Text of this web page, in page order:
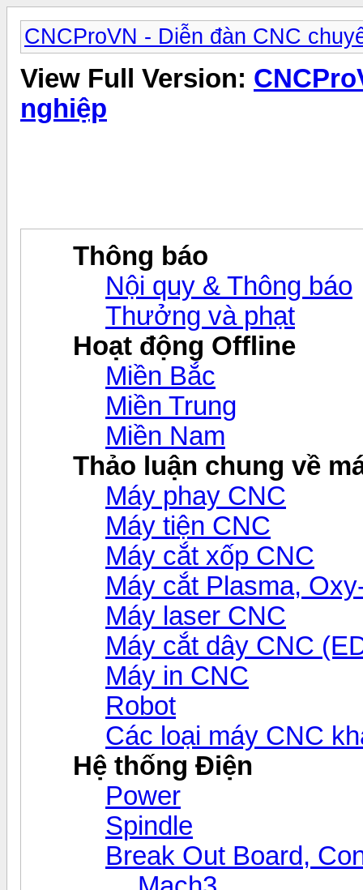
CNCProVN - Diễn đàn CNC
View Full Version:
nghiệp
Thông báo
Nội quy & Thông báo
Thưởng và phạt
Hoạt động Offline
Miền Bắc
Miền Trung
Miền Nam
Thảo luận chung về
Máy phay CNC
Máy tiện CNC
Máy cắt xốp CNC
Máy cắt Plasma,
Máy laser CNC
Máy cắt dây CNC
Máy in CNC
Robot
Các loại máy CNC
Hệ thống Điện
Power
Spindle
Break Out Board,